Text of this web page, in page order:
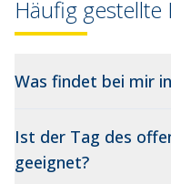
Häufig gestellte
Was findet bei mir
Ist der Tag des
geeignet?